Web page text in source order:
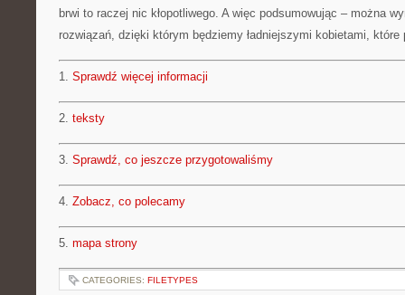
brwi to raczej nic kłopotliwego. A więc podsumowując – można
rozwiązań, dzięki którym będziemy ładniejszymi kobietami,
1. Sprawdź więcej informacji
2. teksty
3. Sprawdź, co jeszcze przygotowaliśmy
4. Zobacz, co polecamy
5. mapa strony
CATEGORIES: FILETYPES